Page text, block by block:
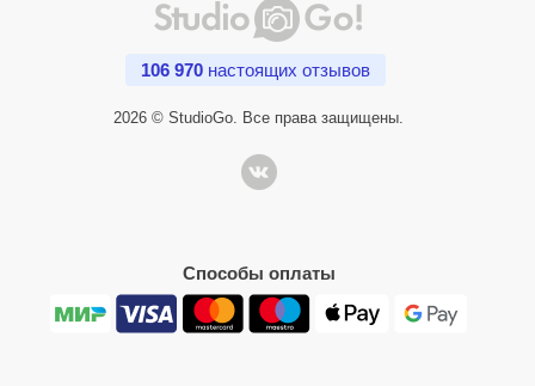
106 970 настоящих отзывов
2026 © StudioGo. Все права защищены.
Способы оплаты